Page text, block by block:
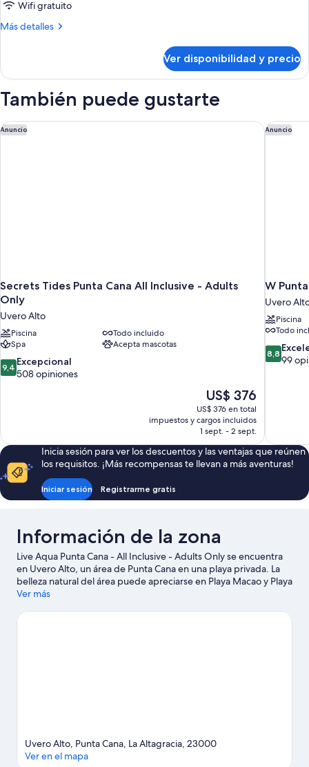
Wifi gratuito
Más detalles
Más
Ver disponibilidad y precio
También puede gustarte
Anuncio
Secrets Tides Punta Cana All Inclusive - Adults
Only
Uvero Alto
Piscina
Todo incluido
Spa
Acepta mascotas
9.4
de
9,4 Excepcional
508 opiniones
El
precio
actual
es
de
US$ 376
US$ 376
US$ 376 en total
impuestos y cargos incluidos
1 sept. - 2 sept.
Secrets Tides Punta Cana All Inclusive - Adults Only Anuncio
W
Uvero
Piscina
Todo
8.8
de
8,8
99
W
Inicia sesión para ver los descuentos y las ventajas que reúnen
los requisitos. ¡Más recompensas te llevan a más aventuras!
Iniciar sesión Registrarme gratis
Información de la zona
Live Aqua Punta Cana - All Inclusive - Adults Only se encuentra
en Uvero Alto, un área de Punta Cana en una playa privada. La
belleza natural del área puede apreciarse en Playa Macao y Playa
Bávaro. También puedes darte una vuelta por Playa Juanillo.
actividades como paseos a caballo.
Ver más
Uvero Alto, Punta Cana, La Altagracia, 23000
Ver en el mapa